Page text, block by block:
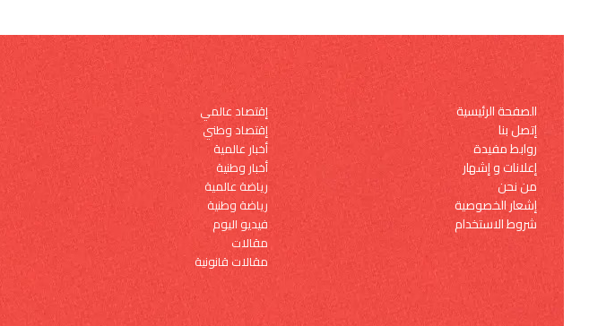
الصفحة الرئيسية
إتصل بنا
روابط مفيدة
إعلانات و إشهار
من نحن
إشعار الخصوصية
شروط الاستخدام
إقتصاد عالمي
إقتصاد وطني
أخبار عالمية
أخبار وطنية
رياضة عالمية
رياضة وطنية
فيديو اليوم
مقالات
مقالات قانونية